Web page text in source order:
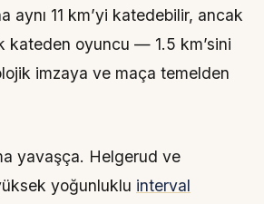
aynı 11 km’yi katedebilir, ancak
kateden oyuncu — 1.5 km’sini
imzaya ve maça temelden
yavaşça. Helgerud ve
yoğunluklu interval